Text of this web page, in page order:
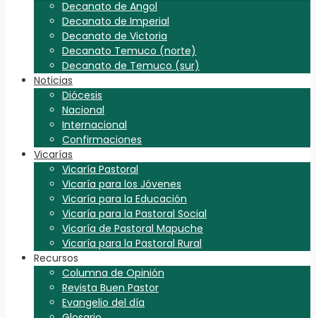
Decanato de Angol
Decanato de Imperial
Decanato de Victoria
Decanato Temuco (norte)
Decanato de Temuco (sur)
Noticias
Diócesis
Nacional
Internacional
Confirmaciones
Vicarías
Vicaría Pastoral
Vicaría para los Jóvenes
Vicaría para la Educación
Vicaría para la Pastoral Social
Vicaría de Pastoral Mapuche
Vicaría para la Pastoral Rural
Recursos
Columna de Opinión
Revista Buen Pastor
Evangelio del día